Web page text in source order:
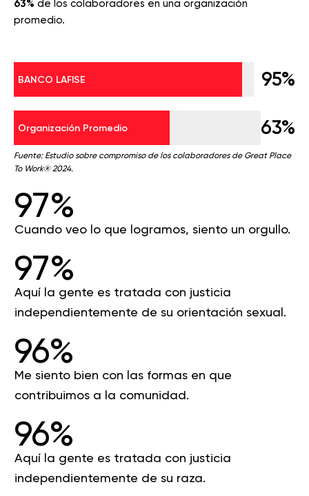
63% de los colaboradores en una organización
promedio.
BANCO LAFISE 95%
Organización Promedio 63%
Fuente: Estudio sobre compromiso de los colaboradores de Great Place
To Work® 2024.
97%
Cuando veo lo que logramos, siento un orgullo.
97%
Aquí la gente es tratada con justicia
independientemente de su orientación sexual.
96%
Me siento bien con las formas en que
contribuimos a la comunidad.
96%
Aquí la gente es tratada con justicia
independientemente de su raza.